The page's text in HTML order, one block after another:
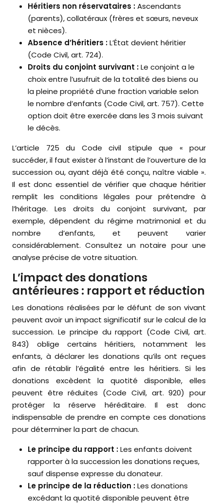
Héritiers non réservataires :Ascendants
(parents), collatéraux (frères et sœurs, neveux
et nièces).
Absence d’héritiers :L’État devient héritier
(Code Civil, art. 724).
Droits du conjoint survivant :Le conjoint a le
choix entre l’usufruit de la totalité des biens ou
la pleine propriété d’une fraction variable selon
le nombre d’enfants (Code Civil, art. 757). Cette
option doit être exercée dans les 3 mois suivant
le décès.
L’article 725 du Code civil stipule que « pour
succéder, il faut exister à l’instant de l’ouverture de la
succession ou, ayant déjà été conçu, naître viable ».
Il est donc essentiel de vérifier que chaque héritier
remplit les conditions légales pour prétendre à
l’héritage. Les droits du conjoint survivant, par
exemple, dépendent du régime matrimonial et du
nombre d’enfants, et peuvent varier
considérablement. Consultez un notaire pour une
analyse précise de votre situation.
L’impact des donations
antérieures : rapport et réduction
Les donations réalisées par le défunt de son vivant
peuvent avoir un impact significatif sur le calcul de la
succession. Le principe du rapport (Code Civil, art.
843) oblige certains héritiers, notamment les
enfants, à déclarer les donations qu’ils ont reçues
afin de rétablir l’égalité entre les héritiers. Si les
donations excèdent la quotité disponible, elles
peuvent être réduites (Code Civil, art. 920) pour
protéger la réserve héréditaire. Il est donc
indispensable de prendre en compte ces donations
pour déterminer la part de chacun.
Le principe du rapport :Les enfants doivent
rapporter à la succession les donations reçues,
sauf dispense expresse du donateur.
Le principe de la réduction :Les donations
excédant la quotité disponible peuvent être